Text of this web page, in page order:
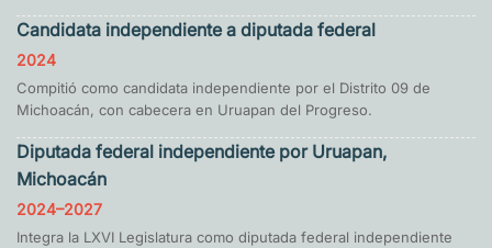
Candidata independiente a diputada federal
2024
Compitió como candidata independiente por el Distrito 09 de
Michoacán, con cabecera en Uruapan del Progreso.
Diputada federal independiente por Uruapan,
Michoacán
2024–2027
Integra la LXVI Legislatura como diputada federal independiente